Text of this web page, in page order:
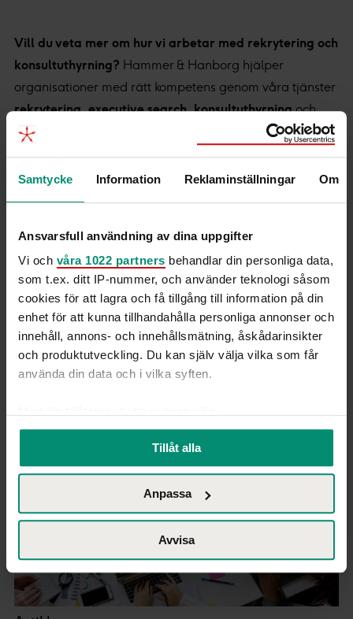
Samtycke Information Reklaminställningar Om
Ansvarsfull användning av dina uppgifter
Vi och våra 1022 partners behandlar din personliga data,
som t.ex. ditt IP-nummer, och använder teknologi såsom
cookies för att lagra och få tillgång till information på din
enhet för att kunna tillhandahålla personliga annonser och
innehåll, annons- och innehållsmätning, åskådarinsikter
och produktutveckling. Du kan själv välja vilka som får
använda din data och i vilka syften.
Samla in information om din geografiska plats
som kan ha en noggrannhet på upp till flera meter
Identifiera din enhet genom att aktivt skanna den
för specifika kännetecken (fingeravtryck)
Ta reda på mer om hur dina personliga uppgifter
behandlas och ställ in dina preferenser i
Du kan ändra eller dra tillbaka ditt samtycke när som
helst från cookie-förklaringen.
Vår Cookie Banner ger dig total kontroll över den data vi
Tillåt alla
Anpassa
Avvisa
Vill du veta mer om hur vi arbetar med rekrytering och
konsultuthyrning? Hammer & Hanborg hjälper
organisationer med rätt kompetens genom våra tjänster
rekrytering,executive search,konsultuthyrningoch
interim management
. Vi är specialister inom
kommunikation och marknadsföring.
Vill du bli en del av vårt kandidatnätverk?Då kan du
Relaterade inlägg